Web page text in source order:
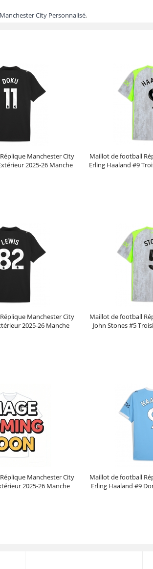
City Personnalisé,
Manchester City
2025-26 Manche
Maillot de football
Erling Haaland #9
Manchester City
2025-26 Manche
Maillot de football
John Stones #5
Manchester City
2025-26 Manche
Maillot de football
Erling Haaland #9